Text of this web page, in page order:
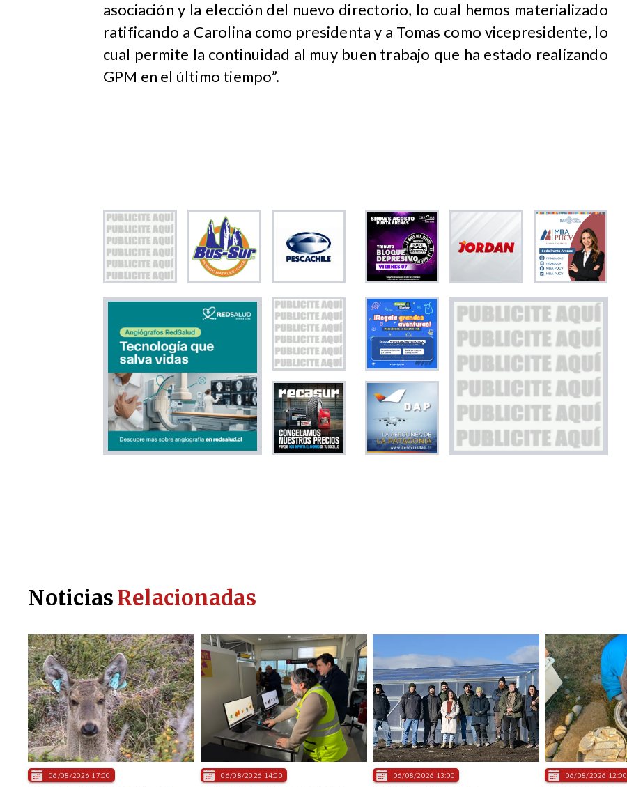
asociación y la elección del nuevo directorio, lo cual hemos materializado
ratificando a Carolina como presidenta y a Tomas como vicepresidente, lo
cual permite la continuidad al muy buen trabajo que ha estado realizando
GPM en el último tiempo”.
06/08/2026 17:00 06/08/2026 14:00 06/08/2026 13:00 06/08/2026 12:00
NoticiasRelacionadas